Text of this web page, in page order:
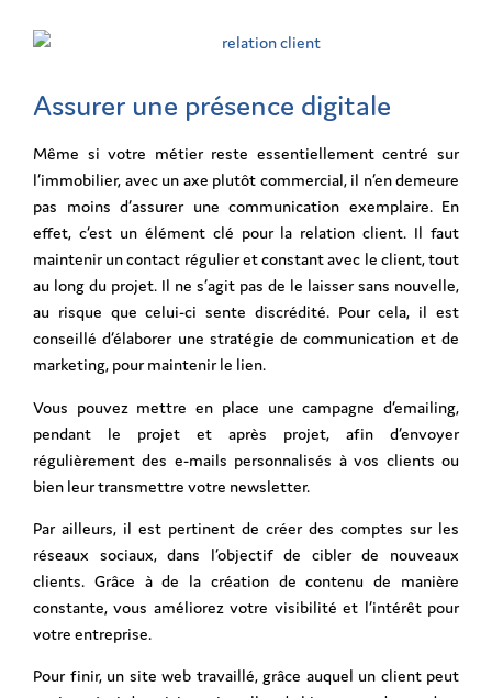
Assurer une présence digitale
Même si votre métier reste essentiellement centré sur
l’immobilier, avec un axe plutôt commercial, il n’en demeure
pas moins d’assurer une communication exemplaire. En
effet, c’est un élément clé pour la relation client. Il faut
maintenir un contact régulier et constant avec le client, tout
au long du projet. Il ne s’agit pas de le laisser sans nouvelle,
au risque que celui-ci sente discrédité. Pour cela, il est
conseillé d’élaborer une stratégie de communication et de
marketing, pour maintenir le lien.
Vous pouvez mettre en place une campagne d’emailing,
pendant le projet et après projet, afin d’envoyer
régulièrement des e-mails personnalisés à vos clients ou
bien leur transmettre votre newsletter.
Par ailleurs, il est pertinent de créer des comptes sur les
réseaux sociaux, dans l’objectif de cibler de nouveaux
clients. Grâce à de la création de contenu de manière
constante, vous améliorez votre visibilité et l’intérêt pour
votre entreprise.
Pour finir, un site web travaillé, grâce auquel un client peut